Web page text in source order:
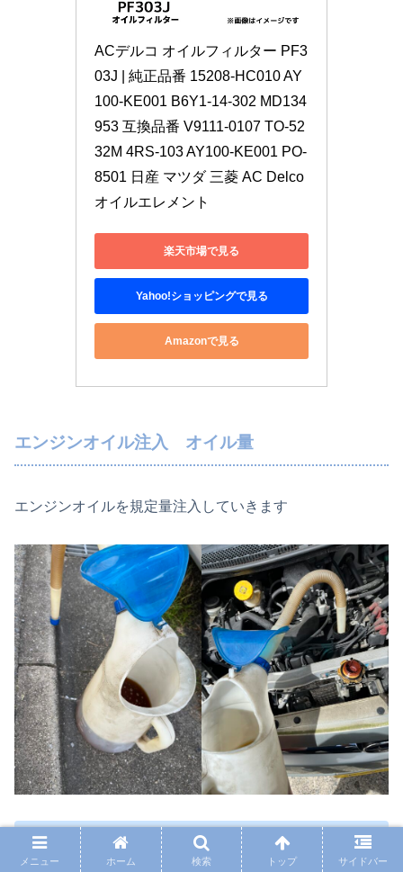
ACデルコ オイルフィルター PF3
03J | 純正品番 15208-HC010 AY
100-KE001 B6Y1-14-302 MD134
953 互換品番 V9111-0107 TO-52
32M 4RS-103 AY100-KE001 PO-
8501 日産 マツダ 三菱 AC Delco
オイルエレメント
楽天市場で見る
Yahoo!ショッピングで見る
Amazonで見る
エンジンオイル注入 オイル量
エンジンオイルを規定量注入していきます
エンジンオイル量
メニュー ホーム 検索 トップ サイドバー